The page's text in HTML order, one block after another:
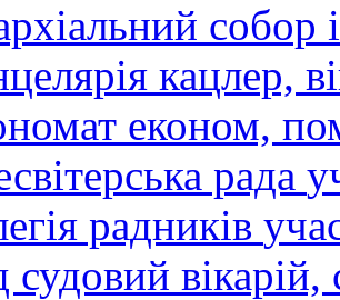
собор
кацлер,
економ,
рада
радників
судовий вікарій,